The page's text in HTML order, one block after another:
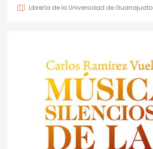
Librería de la Universidad de Guanajuato